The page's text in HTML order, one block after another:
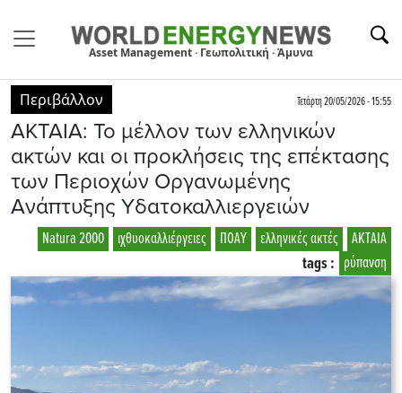
Asset Management · Γεωπολιτική · Άμυνα
Περιβάλλον Τετάρτη 20/05/2026 - 15:55
ΑΚΤΑΙΑ: Το μέλλον των ελληνικών
ακτών και οι προκλήσεις της επέκτασης
των Περιοχών Οργανωμένης
Ανάπτυξης Υδατοκαλλιεργειών
ΑΚΤΑΙΑ
ελληνικές ακτές
ΠΟΑΥ
ιχθυοκαλλιέργειες
Natura 2000
ρύπανση
tags :